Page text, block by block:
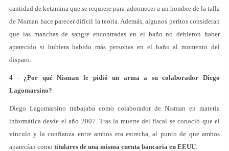
cantidad de ketamina que se requiere para adormecer a un hombre de la talla
de Nisman hace parecer difícil la teoría. Además, algunos peritos consideran
que las manchas de sangre encontradas en el baño no debieron haber
aparecido si hubiera habido más personas en el baño al momento del
disparo.
4 - ¿Por qué Nisman le pidió un arma a su colaborador Diego
Lagomarsino?
Diego Lagomarsino trabajaba como colaborador de Nisman en materia
informática desde el año 2007. Tras la muerte del fiscal se conoció que el
vínculo y la confianza entre ambos era estrecha, al punto de que ambos
aparecían como titulares de una misma cuenta bancaria en EEUU.